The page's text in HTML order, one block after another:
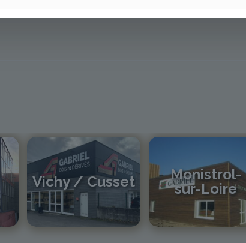
Vichy / Cusset
04 70 97 56 39
cusset@gabriel-sa.fr
Monistrol-
sur-Loire
04 71 61 01 86